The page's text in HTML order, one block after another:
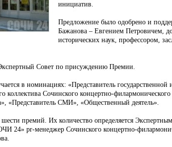
инициатив.
Предложение было одобрено и
Бажанова – Евгением Петровичем,
исторических наук, профессором,
Совет по присуждению Премии.
в номинациях: «Представитель
коллектива Сочинского концертно-
«Представитель СМИ», «Общественный деятель».
премий. Их количество определяется
24» pr-менеджер Сочинского концертно-